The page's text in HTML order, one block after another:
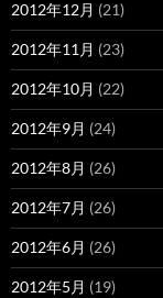
2012年12月 (21)
2012年11月 (23)
2012年10月 (22)
2012年9月 (24)
2012年8月 (26)
2012年7月 (26)
2012年6月 (26)
2012年5月 (19)